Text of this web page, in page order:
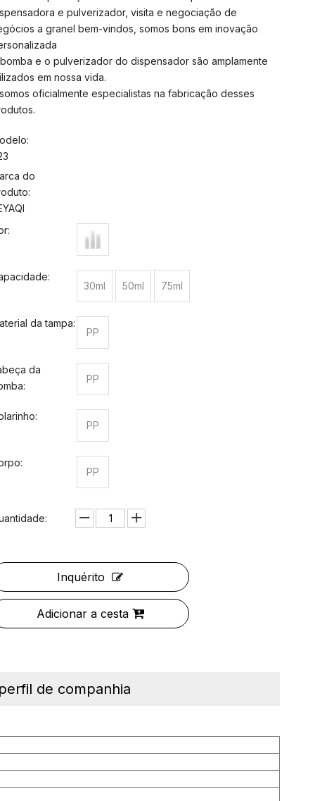
e pulverizador, visita e negociação de
a granel bem-vindos, somos bons em inovação
e o pulverizador do dispensador são amplamente
em nossa vida.
oficialmente especialistas na fabricação desses
do
30ml 50ml 75ml
da tampa:
PP
da
PP
PP
PP
Inquérito
Adicionar a cesta
perfil de companhia